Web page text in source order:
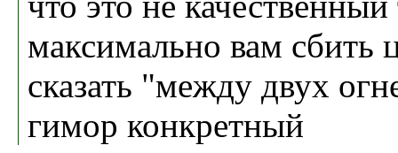
максимально вам сбить
сказать "между двух
гимор конкретный